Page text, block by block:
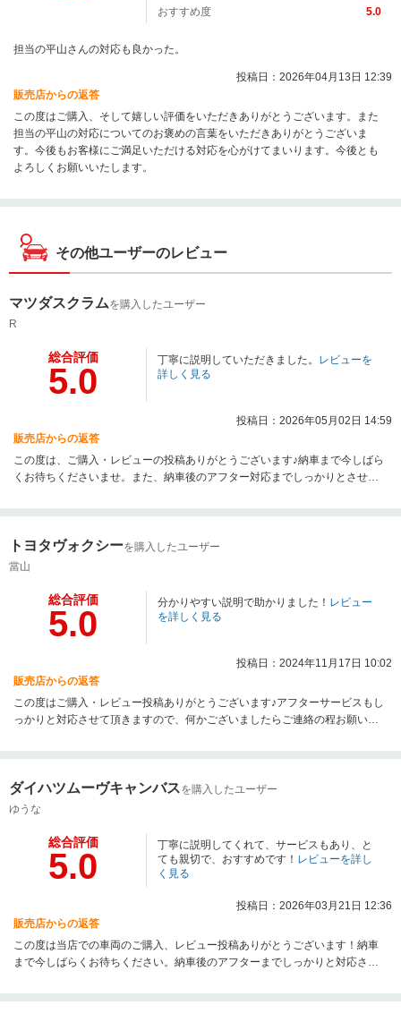
おすすめ度
5.0
担当の平山さんの対応も良かった。
投稿日：2026年04月13日 12:39
販売店からの返答
この度はご購入、そして嬉しい評価をいただきありがとうございます。また
担当の平山の対応についてのお褒めの言葉をいただきありがとうございま
す。今後もお客様にご満足いただける対応を心がけてまいります。今後とも
よろしくお願いいたします。
その他ユーザーのレビュー
マツダスクラムを購入したユーザー
R
総合評価
5.0
丁寧に説明していただきました。 レビューを
詳しく見る
投稿日：2026年05月02日 14:59
販売店からの返答
この度は、ご購入・レビューの投稿ありがとうございます♪納車まで今しばら
くお待ちくださいませ。また、納車後のアフター対応までしっかりとさせて
トヨタヴォクシーを購入したユーザー
當山
総合評価
5.0
分かりやすい説明で助かりました！ レビュー
を詳しく見る
投稿日：2024年11月17日 10:02
販売店からの返答
この度はご購入・レビュー投稿ありがとうございます♪アフターサービスもし
っかりと対応させて頂きますので、何かございましたらご連絡の程お願い申
ダイハツムーヴキャンバスを購入したユーザー
ゆうな
総合評価
5.0
丁寧に説明してくれて、サービスもあり、と
ても親切で、おすすめです！ レビューを詳し
く見る
投稿日：2026年03月21日 12:36
販売店からの返答
この度は当店での車両のご購入、レビュー投稿ありがとうございます！納車
まで今しばらくお待ちください。納車後のアフターまでしっかりと対応させ